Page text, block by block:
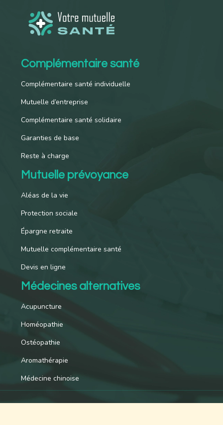
Complémentaire santé
Complémentaire santé individuelle
Mutuelle d’entreprise
Complémentaire santé solidaire
Garanties de base
Reste à charge
Mutuelle prévoyance
Aléas de la vie
Protection sociale
Épargne retraite
Mutuelle complémentaire santé
Devis en ligne
Médecines alternatives
Acupuncture
Homéopathie
Ostéopathie
Aromathérapie
Médecine chinoise